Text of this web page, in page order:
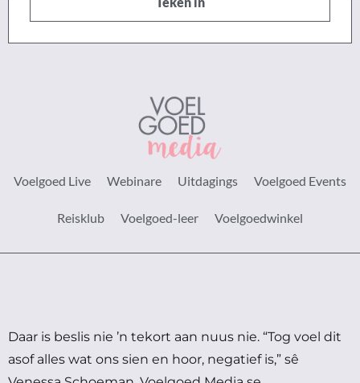
Voelgoed Live Webinare Uitdagings Voelgoed Events
Reisklub Voelgoed-leer Voelgoedwinkel
Daar is beslis nie ’n tekort aan nuus nie. “Tog voel dit
asof alles wat ons sien en hoor, negatief is,” sê